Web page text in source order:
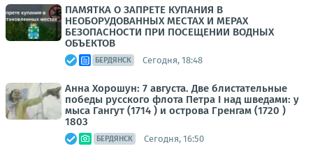
ПАМЯТКА О ЗАПРЕТЕ КУПАНИЯ В
НЕОБОРУДОВАННЫХ МЕСТАХ И МЕРАХ
БЕЗОПАСНОСТИ ПРИ ПОСЕЩЕНИИ ВОДНЫХ
ОБЪЕКТОВ
БЕРДЯНСК Сегодня, 18:48
Анна Хорошун: 7 августа. Две блистательные
победы русского флота Петра I над шведами: у
мыса Гангут (1714 ) и острова Гренгам (1720 )
1803
БЕРДЯНСК Сегодня, 16:50